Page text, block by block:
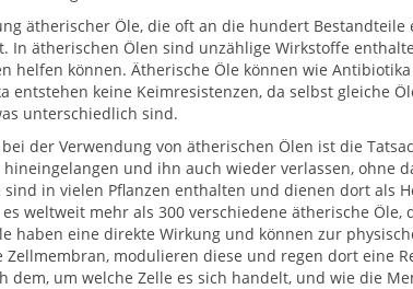
ätherischer Öle, die oft an die hundert
In ätherischen Ölen sind unzählige Wirkstoffe
helfen können. Ätherische Öle können wie
entstehen keine Keimresistenzen, da selbst gleiche
unterschiedlich sind.
der Verwendung von ätherischen Ölen ist die
und ihn auch wieder verlassen, ohne
in vielen Pflanzen enthalten und dienen dort als
weltweit mehr als 300 verschiedene ätherische Öle,
haben eine direkte Wirkung und können zur
modulieren diese und regen dort eine
dem, um welche Zelle es sich handelt, und wie die